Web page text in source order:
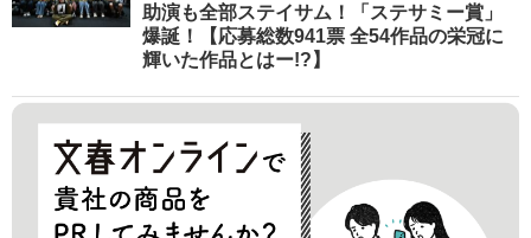
助演も全部ステイサム！「ステサミー賞」
爆誕！【応募総数941票 全54作品の栄冠に
輝いた作品とはー!?】